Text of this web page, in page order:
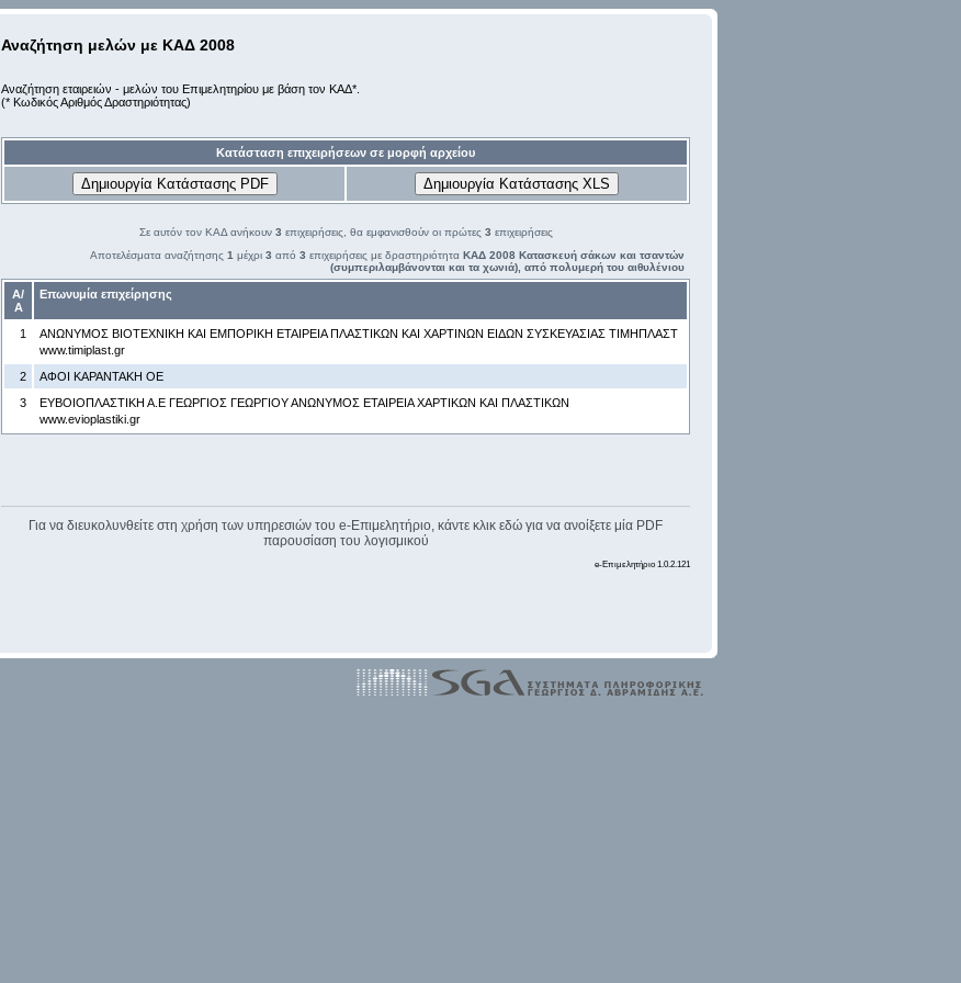
Αναζήτηση μελών με ΚΑΔ 2008
Αναζήτηση εταιρειών - μελών του Επιμελητηρίου με βάση τον ΚΑΔ*.
(* Κωδικός Αριθμός Δραστηριότητας)
Κατάσταση επιχειρήσεων σε μορφή αρχείου
Σε αυτόν τον ΚΑΔ ανήκουν 3 επιχειρήσεις, θα εμφανισθούν οι πρώτες 3 επιχειρήσεις
Αποτελέσματα αναζήτησης 1 μέχρι 3 από 3 επιχειρήσεις με δραστηριότητα ΚΑΔ 2008 Κατασκευή σάκων και τσαντών
(συμπεριλαμβάνονται και τα χωνιά), από πολυμερή του αιθυλένιου
Α/
Α
Επωνυμία επιχείρησης
1
ΑΝΩΝΥΜΟΣ ΒΙΟΤΕΧΝΙΚΗ ΚΑΙ ΕΜΠΟΡΙΚΗ ΕΤΑΙΡΕΙΑ ΠΛΑΣΤΙΚΩΝ ΚΑΙ ΧΑΡΤΙΝΩΝ ΕΙΔΩΝ ΣΥΣΚΕΥΑΣΙΑΣ ΤΙΜΗΠΛΑΣΤ
www.timiplast.gr
2
ΑΦΟΙ ΚΑΡΑΝΤΑΚΗ ΟΕ
3
ΕΥΒΟΙΟΠΛΑΣΤΙΚΗ Α.Ε ΓΕΩΡΓΙΟΣ ΓΕΩΡΓΙΟΥ ΑΝΩΝΥΜΟΣ ΕΤΑΙΡΕΙΑ ΧΑΡΤΙΚΩΝ ΚΑΙ ΠΛΑΣΤΙΚΩΝ
www.evioplastiki.gr
Για να διευκολυνθείτε στη χρήση των υπηρεσιών του e-Επιμελητήριο, κάντε κλικ εδώ για να ανοίξετε μία PDF
παρουσίαση του λογισμικού
e-Επιμελητήριο 1.0.2.121